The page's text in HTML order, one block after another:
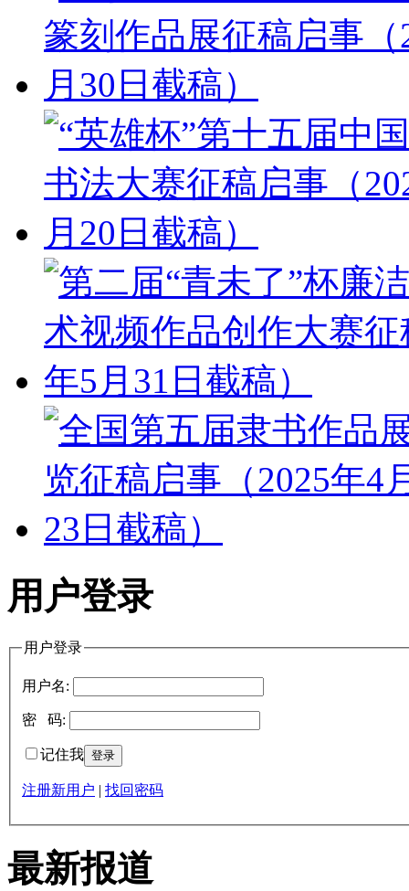
用户登录
用户登录
用户名:
密 码:
记住我
注册新用户 找回密码
最新报道